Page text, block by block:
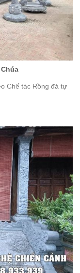
Chế tác Rồng đá tự